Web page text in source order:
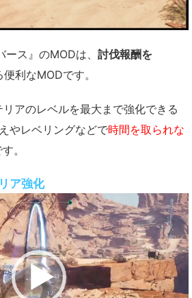
ス』のMODは、 討伐報酬を
便利なMODです。
アのレベルを最大まで強化できる
やレベリングなどで時間を取られな
。
ア強化